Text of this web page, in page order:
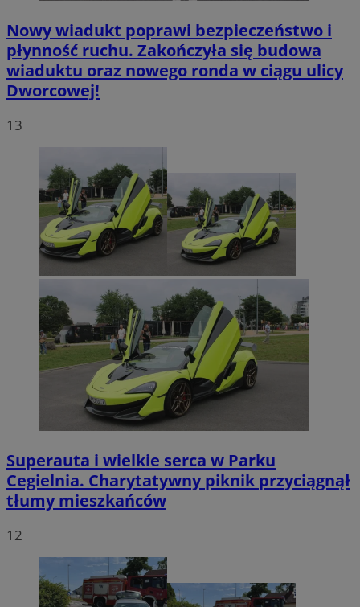
Nowy wiadukt poprawi bezpieczeństwo i
płynność ruchu. Zakończyła się budowa
wiaduktu oraz nowego ronda w ciągu ulicy
Dworcowej!
13
Superauta i wielkie serca w Parku
Cegielnia. Charytatywny piknik przyciągnął
tłumy mieszkańców
12